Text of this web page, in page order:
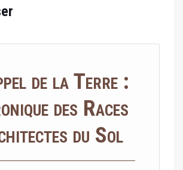
de la Terre :
des Races
du Sol